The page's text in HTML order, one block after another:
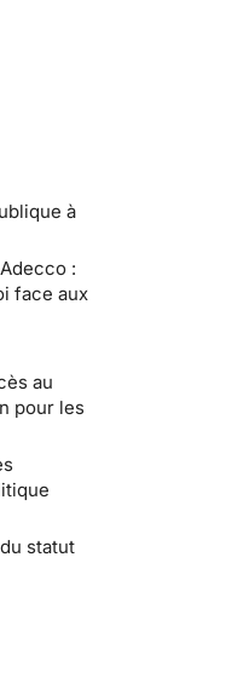
à
:
face aux
au
pour les
statut